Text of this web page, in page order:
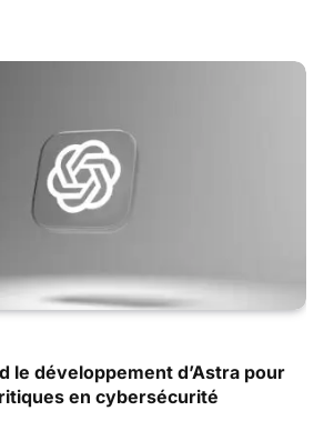
le développement d’Astra pour
en cybersécurité